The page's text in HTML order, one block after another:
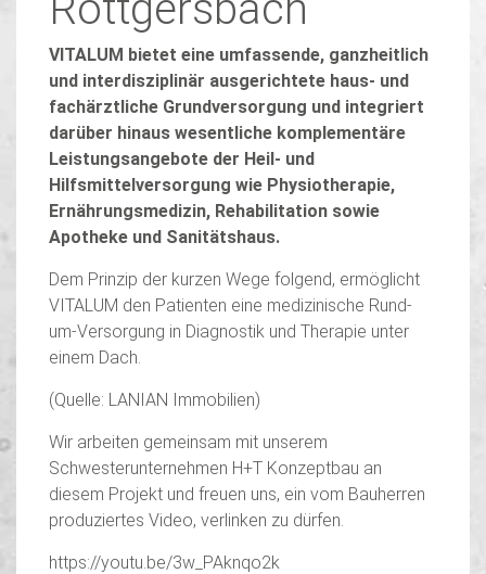
VITALUM bietet eine umfassende, ganzheitlich
und interdisziplinär ausgerichtete haus- und
fachärztliche Grundversorgung und integriert
darüber hinaus wesentliche komplementäre
Leistungsangebote der Heil- und
Hilfsmittelversorgung wie Physiotherapie,
Ernährungsmedizin, Rehabilitation sowie
Apotheke und Sanitätshaus.
Dem Prinzip der kurzen Wege folgend, ermöglicht
VITALUM den Patienten eine medizinische Rund-
um-Versorgung in Diagnostik und Therapie unter
einem Dach.
(Quelle: LANIAN Immobilien)
Wir arbeiten gemeinsam mit unserem
Schwesterunternehmen H+T Konzeptbau an
diesem Projekt und freuen uns, ein vom Bauherren
produziertes Video, verlinken zu dürfen.
https://youtu.be/3w_PAknqo2k